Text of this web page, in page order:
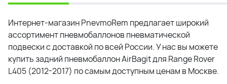
Интернет-магазин PnevmoRem предлагает широкий
ассортимент пневмобаллонов пневматической
подвески с доставкой по всей России. У нас вы можете
купить задний пневмобаллон AirBagit для Range Rover
L405 (2012-2017) по самым доступным ценам в Москве.